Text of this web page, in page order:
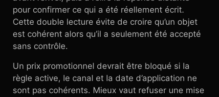
pour confirmer ce qui a été réellement écrit.
Cette double lecture évite de croire qu’un objet
est cohérent alors qu’il a seulement été accepté
sans contrôle.
Un prix promotionnel devrait être bloqué si la
règle active, le canal et la date d’application ne
sont pas cohérents. Mieux vaut refuser une mise